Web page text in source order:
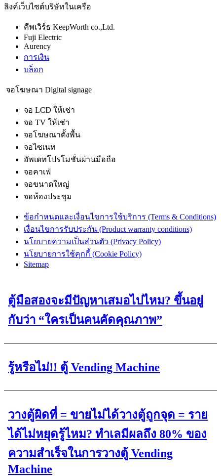
ลิงค์เว็บไซต์บริษัทในเครือ
คีพเวิร์ธ KeepWorth co.,Ltd.
Fuji Electric
Aurency
การเงิน
บล็อก
จอโฆษณา Digital signage
จอ LCD ให้เช่า
จอ TV ให้เช่า
จอโฆษณาตั้งพื้น
จอไซเนท
อัพเดทโปรโมชั่นผ่านมือถือ
จอคาเฟ่
จอขนาดใหญ่
จอห้องประชุม
ข้อกำหนดและเงื่อนไขการใช้บริการ (Terms & Conditions)
เงื่อนไขการรับประกัน (Product warranty conditions)
นโยบายความเป็นส่วนตัว (Privacy Policy)
นโยบายการใช้คุกกี้ (Cookie Policy)
Sitemap
ตู้มือสองจะมีปัญหาเสมอไปไหม? ขึ้นอยู่
กับว่า “ใครเป็นคนคัดคุณภาพ”
รู้หรือไม่!! ตู้ Vending Machine
วางตู้ผิดที่ = ขายไม่ได้วางตู้ถูกจุด = ราย
ได้ไม่หยุดรู้ไหม? ทำเลมีผลถึง 80% ของ
ความสำเร็จในการวางตู้ Vending
Machine